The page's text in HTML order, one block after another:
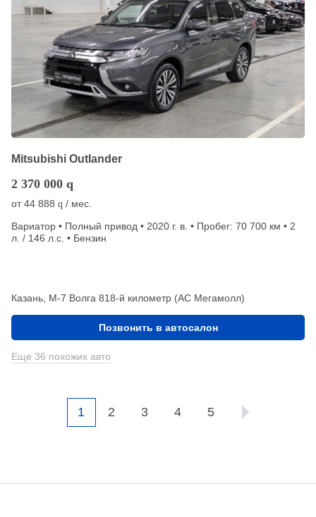
Mitsubishi Outlander
2 370 000 q
от44 888 q / мес.
Вариатор • Полный привод • 2020 г. в. • Пробег: 70 700 км • 2
л. / 146 л.с. • Бензин
Казань, М-7 Волга 818-й километр (АС Мегамолл)
Позвонить в автосалон
Еще 36 похожих авто
1 2 3 4 5